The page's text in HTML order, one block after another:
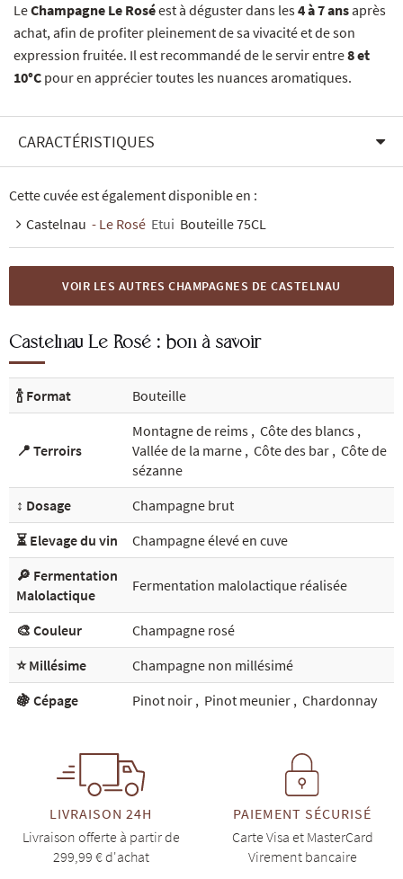
LeChampagne Le Roséest à déguster dans les4 à 7 ansaprès
achat, afin de profiter pleinement de sa vivacité et de son
expression fruitée. Il est recommandé de le servir entre8 et
10°C pour en apprécier toutes les nuances aromatiques.
CARACTÉRISTIQUES
Cette cuvée est également disponible en :
Castelnau - Le Rosé Etui Bouteille 75CL
VOIR LES AUTRES CHAMPAGNES DE CASTELNAU
Castelnau Le Rosé : bon à savoir
🍾 Format Bouteille
📍 Terroirs
Montagne de reims , Côte des blancs ,
Vallée de la marne , Côte des bar , Côte de
sézanne
↕️ Dosage
Champagne brut
⏳ Elevage du vin
Champagne élevé en cuve
🔎 Fermentation
Malolactique
Fermentation malolactique réalisée
🎨 Couleur
Champagne rosé
⭐ Millésime
Champagne non millésimé
🍇 Cépage
Pinot noir , Pinot meunier , Chardonnay
LIVRAISON 24H
Livraison offerte à partir de
299,99 € d'achat
PAIEMENT SÉCURISÉ
Carte Visa et MasterCard
Virement bancaire